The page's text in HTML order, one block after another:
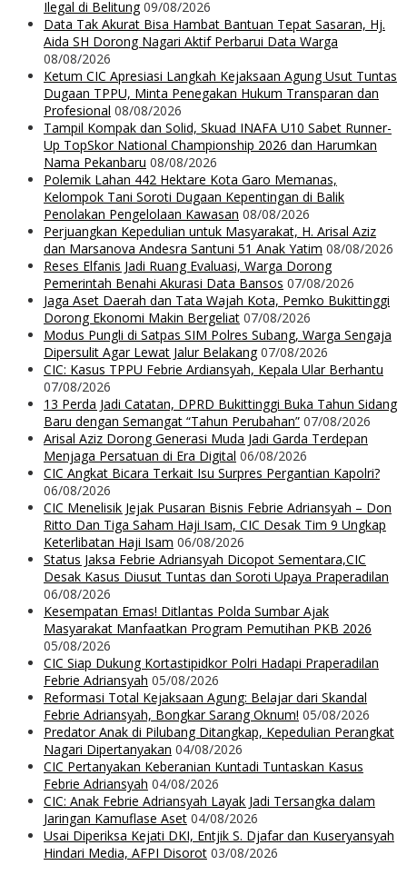
Ilegal di Belitung 09/08/2026
Data Tak Akurat Bisa Hambat Bantuan Tepat Sasaran, Hj.
Aida SH Dorong Nagari Aktif Perbarui Data Warga
08/08/2026
Ketum CIC Apresiasi Langkah Kejaksaan Agung Usut Tuntas
Dugaan TPPU, Minta Penegakan Hukum Transparan dan
Profesional 08/08/2026
Tampil Kompak dan Solid, Skuad INAFA U10 Sabet Runner-
Up TopSkor National Championship 2026 dan Harumkan
Nama Pekanbaru 08/08/2026
Polemik Lahan 442 Hektare Kota Garo Memanas,
Kelompok Tani Soroti Dugaan Kepentingan di Balik
Penolakan Pengelolaan Kawasan 08/08/2026
Perjuangkan Kepedulian untuk Masyarakat, H. Arisal Aziz
dan Marsanova Andesra Santuni 51 Anak Yatim 08/08/2026
Reses Elfanis Jadi Ruang Evaluasi, Warga Dorong
Pemerintah Benahi Akurasi Data Bansos 07/08/2026
Jaga Aset Daerah dan Tata Wajah Kota, Pemko Bukittinggi
Dorong Ekonomi Makin Bergeliat 07/08/2026
Modus Pungli di Satpas SIM Polres Subang, Warga Sengaja
Dipersulit Agar Lewat Jalur Belakang 07/08/2026
CIC: Kasus TPPU Febrie Ardiansyah, Kepala Ular Berhantu
07/08/2026
13 Perda Jadi Catatan, DPRD Bukittinggi Buka Tahun Sidang
Baru dengan Semangat “Tahun Perubahan” 07/08/2026
Arisal Aziz Dorong Generasi Muda Jadi Garda Terdepan
Menjaga Persatuan di Era Digital 06/08/2026
CIC Angkat Bicara Terkait Isu Surpres Pergantian Kapolri?
06/08/2026
CIC Menelisik Jejak Pusaran Bisnis Febrie Adriansyah – Don
Ritto Dan Tiga Saham Haji Isam, CIC Desak Tim 9 Ungkap
Keterlibatan Haji Isam 06/08/2026
Status Jaksa Febrie Adriansyah Dicopot Sementara,CIC
Desak Kasus Diusut Tuntas dan Soroti Upaya Praperadilan
06/08/2026
Kesempatan Emas! Ditlantas Polda Sumbar Ajak
Masyarakat Manfaatkan Program Pemutihan PKB 2026
05/08/2026
CIC Siap Dukung Kortastipidkor Polri Hadapi Praperadilan
Febrie Adriansyah 05/08/2026
Reformasi Total Kejaksaan Agung: Belajar dari Skandal
Febrie Adriansyah, Bongkar Sarang Oknum! 05/08/2026
Predator Anak di Pilubang Ditangkap, Kepedulian Perangkat
Nagari Dipertanyakan 04/08/2026
CIC Pertanyakan Keberanian Kuntadi Tuntaskan Kasus
Febrie Adriansyah 04/08/2026
CIC: Anak Febrie Adriansyah Layak Jadi Tersangka dalam
Jaringan Kamuflase Aset 04/08/2026
Usai Diperiksa Kejati DKI, Entjik S. Djafar dan Kuseryansyah
Hindari Media, AFPI Disorot 03/08/2026